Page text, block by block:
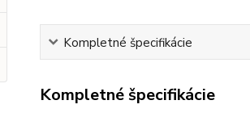
Kompletné špecifikácie
Kompletné špecifikácie